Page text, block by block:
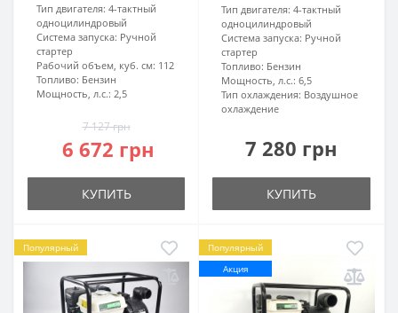
Тип двигателя: 4-тактный
одноцилиндровый
Система запуска: Ручной
стартер
Рабочий объем, куб. см: 112
Топливо: Бензин
Мощность, л.с.: 2,5
7 127 грн
6 672 грн
КУПИТЬ
Тип двигателя: 4-тактный
одноцилиндровый
Система запуска: Ручной
стартер
Топливо: Бензин
Мощность, л.с.: 6,5
Тип охлаждения: Воздушное
охлаждение
7 280 грн
КУПИТЬ
Популярный
Популярный
Акция